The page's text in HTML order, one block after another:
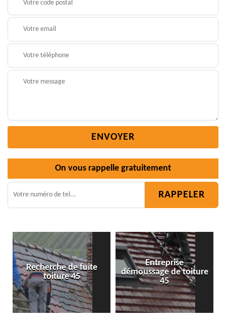
On vous rappelle gratuitement
Entreprise
démoussage de toiture
45
Isolation toiture 45